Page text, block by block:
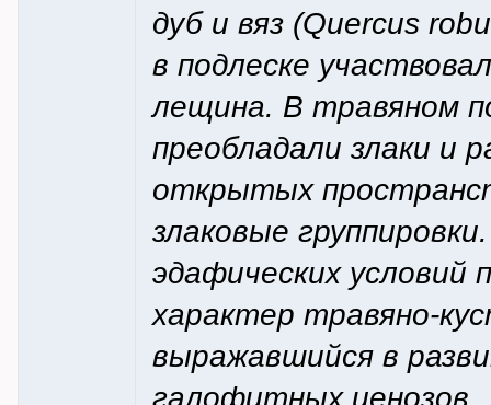
дуб и вяз (Quercus
в подлеске
лещина. В травяном
преобладали злаки и
открытых
злаковые
эдафических условий
характер травяно-
выражавшийся в
галофитных ценозов.